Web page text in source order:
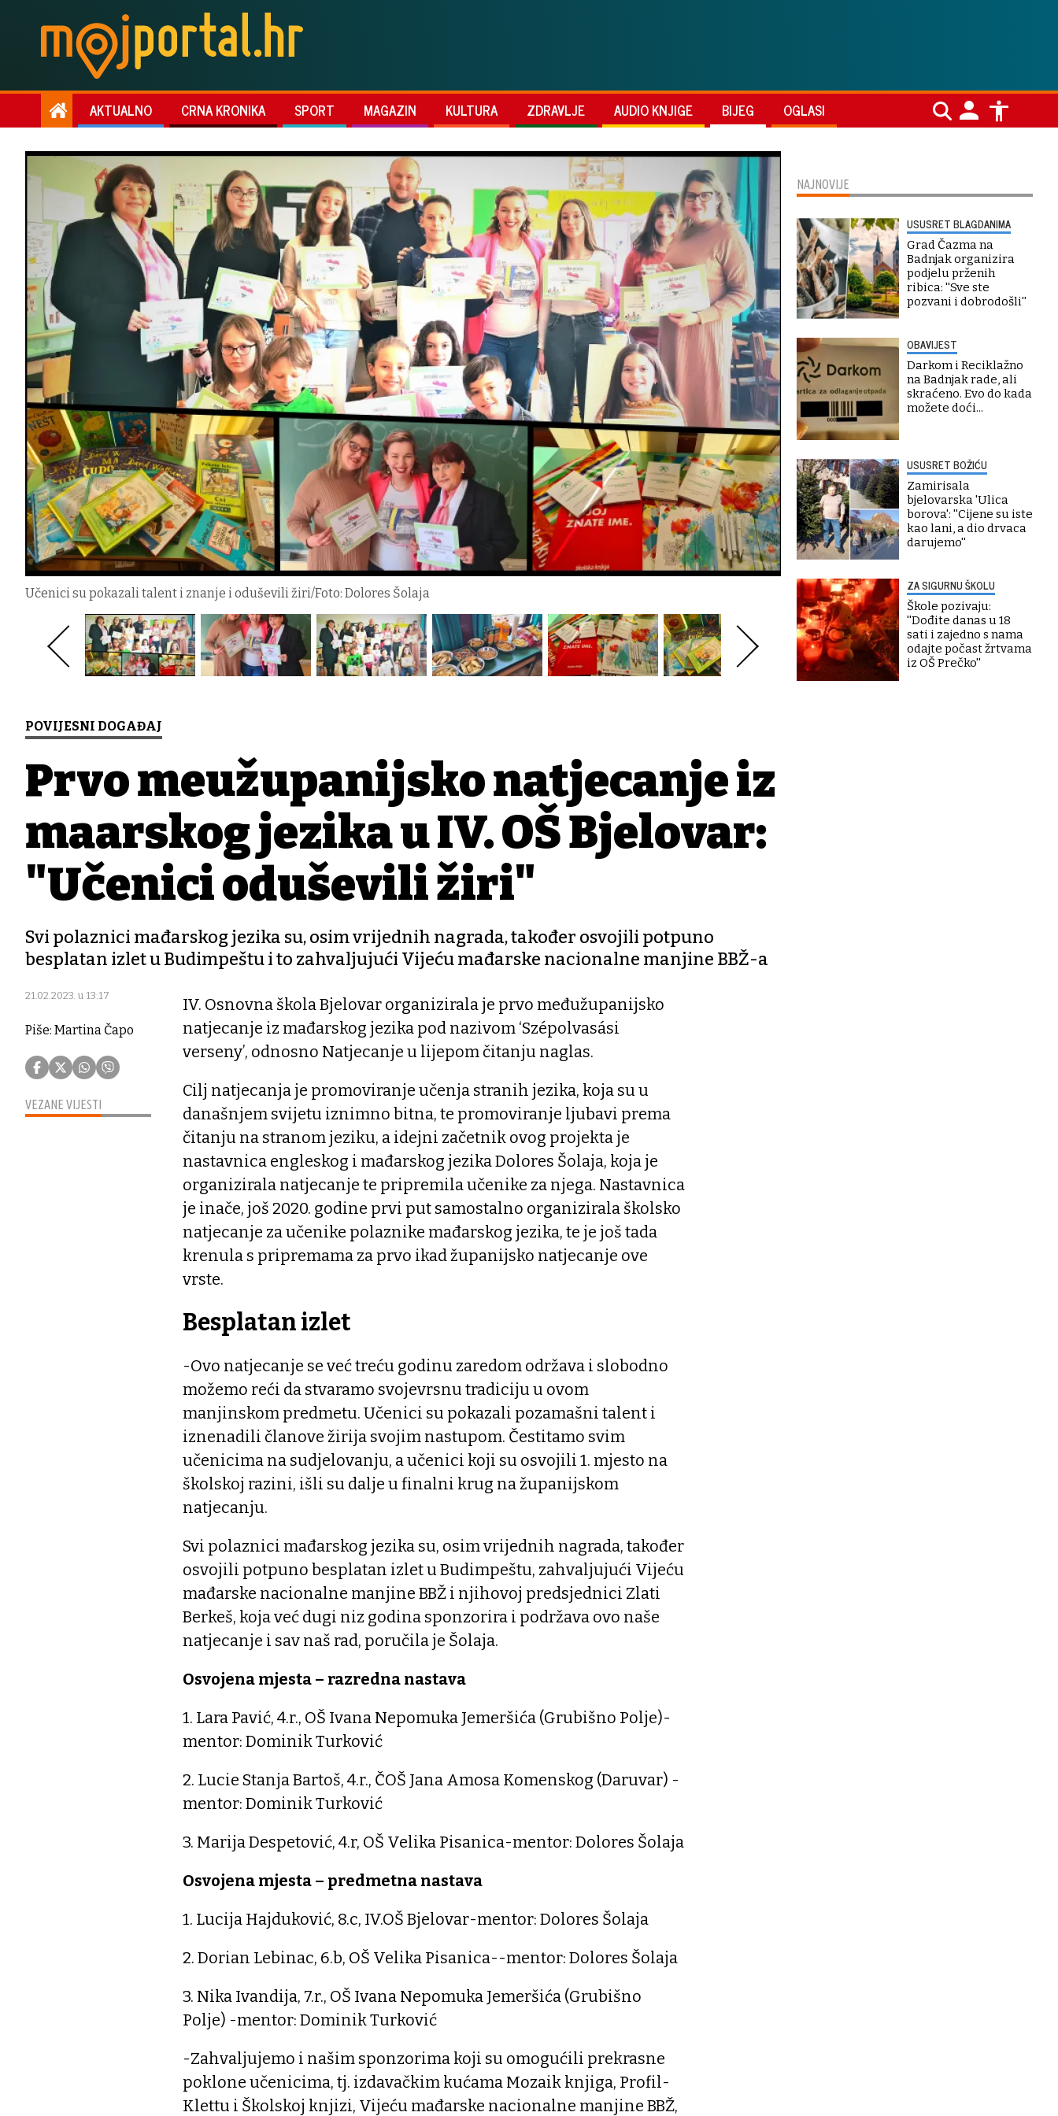
AKTUALNO CRNA KRONIKA SPORT MAGAZIN KULTURA ZDRAVLJE AUDIO KNJIGE BIJEG OGLASI
Učenici su pokazali talent i znanje i oduševili žiri/Foto: Dolores Šolaja
POVIJESNI DOGAĐAJ
Prvo međužupanijsko natjecanje iz
mađarskog jezika u IV. OŠ Bjelovar:
"Učenici oduševili žiri"
Svi polaznici mađarskog jezika su, osim vrijednih nagrada, također osvojili potpuno
besplatan izlet u Budimpeštu i to zahvaljujući Vijeću mađarske nacionalne manjine BBŽ-a
21.02.2023. u 13:17
Piše: Martina Čapo
VEZANE VIJESTI
IV. Osnovna škola Bjelovar organizirala je prvo međužupanijsko
natjecanje iz mađarskog jezika pod nazivom ‘Szépolvasási
verseny’, odnosno Natjecanje u lijepom čitanju naglas.
Cilj natjecanja je promoviranje učenja stranih jezika, koja su u
današnjem svijetu iznimno bitna, te promoviranje ljubavi prema
čitanju na stranom jeziku, a idejni začetnik ovog projekta je
nastavnica engleskog i mađarskog jezika Dolores Šolaja, koja je
organizirala natjecanje te pripremila učenike za njega. Nastavnica
je inače, još 2020. godine prvi put samostalno organizirala školsko
natjecanje za učenike polaznike mađarskog jezika, te je još tada
krenula s pripremama za prvo ikad županijsko natjecanje ove
vrste.
Besplatan izlet
-Ovo natjecanje se već treću godinu zaredom održava i slobodno
možemo reći da stvaramo svojevrsnu tradiciju u ovom
manjinskom predmetu. Učenici su pokazali pozamašni talent i
iznenadili članove žirija svojim nastupom. Čestitamo svim
učenicima na sudjelovanju, a učenici koji su osvojili 1. mjesto na
školskoj razini, išli su dalje u finalni krug na županijskom
natjecanju.
Svi polaznici mađarskog jezika su, osim vrijednih nagrada, također
osvojili potpuno besplatan izlet u Budimpeštu, zahvaljujući Vijeću
mađarske nacionalne manjine BBŽ i njihovoj predsjednici Zlati
Berkeš, koja već dugi niz godina sponzorira i podržava ovo naše
natjecanje i sav naš rad, poručila je Šolaja.
Osvojena mjesta – razredna nastava
1. Lara Pavić, 4.r., OŠ Ivana Nepomuka Jemeršića (Grubišno Polje)-
mentor: Dominik Turković
2. Lucie Stanja Bartoš, 4.r., ČOŠ Jana Amosa Komenskog (Daruvar) -
mentor: Dominik Turković
3. Marija Despetović, 4.r, OŠ Velika Pisanica-mentor: Dolores Šolaja
Osvojena mjesta – predmetna nastava
1. Lucija Hajduković, 8.c, IV.OŠ Bjelovar-mentor: Dolores Šolaja
2. Dorian Lebinac, 6.b, OŠ Velika Pisanica--mentor: Dolores Šolaja
3. Nika Ivandija, 7.r., OŠ Ivana Nepomuka Jemeršića (Grubišno
Polje) -mentor: Dominik Turković
-Zahvaljujemo i našim sponzorima koji su omogućili prekrasne
poklone učenicima, tj. izdavačkim kućama Mozaik knjiga, Profil-
Klettu i Školskoj knjizi, Vijeću mađarske nacionalne manjine BBŽ,
NAJNOVIJE
USUSRET BLAGDANIMA
Grad Čazma na
Badnjak organizira
podjelu prženih
ribica: ''Sve ste
pozvani i dobrodošli''
OBAVIJEST
Darkom i Reciklažno
na Badnjak rade, ali
skraćeno. Evo do kada
možete doći...
USUSRET BOŽIĆU
Zamirisala
bjelovarska 'Ulica
borova': ''Cijene su iste
kao lani, a dio drvaca
darujemo''
ZA SIGURNU ŠKOLU
Škole pozivaju:
''Dođite danas u 18
sati i zajedno s nama
odajte počast žrtvama
iz OŠ Prečko''